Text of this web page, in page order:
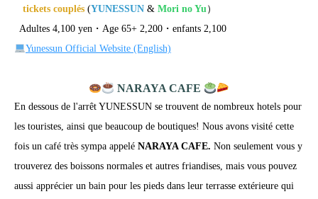
tickets couplés (YUNESSUN & Mori no Yu ）
Adultes 4,100 yen・Age 65+ 2,200・enfants 2,100
Yunessun Official Website (English)
NARAYA CAFE
En dessous de l'arrêt YUNESSUN se trouvent de nombreux hotels pour
les touristes, ainsi que beaucoup de boutiques! Nous avons visité cette
fois un café très sympa appelé NARAYA CAFE. Non seulement vous y
trouverez des boissons normales et autres friandises, mais vous pouvez
aussi apprécier un bain pour les pieds dans leur terrasse extérieure qui